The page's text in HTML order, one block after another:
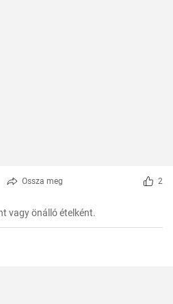
Ossza meg 2
vagy önálló ételként.